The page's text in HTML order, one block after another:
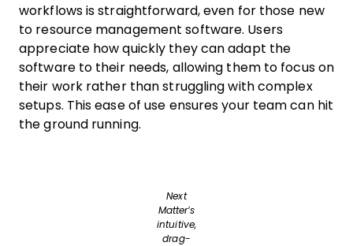
workflows is straightforward, even for those new
to resource management software. Users
appreciate how quickly they can adapt the
software to their needs, allowing them to focus on
their work rather than struggling with complex
setups. This ease of use ensures your team can hit
the ground running.
Next
Matter’s
intuitive,
drag-